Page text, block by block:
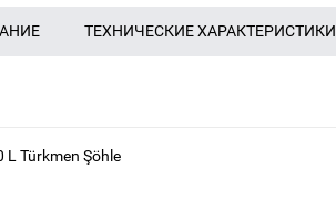
ТЕХНИЧЕСКИЕ ХАРАКТЕРИСТИКИ
L Türkmen Şöhle